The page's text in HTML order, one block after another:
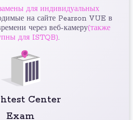
для индивидуальных
на сайте Pearson VUE в
через веб-камеру(также
для ISTQB).
Center
Exam